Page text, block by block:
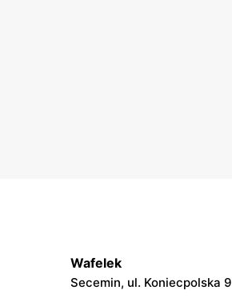
Wafelek
Secemin, ul. Koniecpolska 9